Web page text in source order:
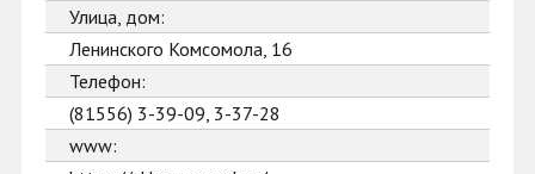
Улица, дом:
Ленинского Комсомола, 16
Телефон:
(81556) 3-39-09, 3-37-28
www: